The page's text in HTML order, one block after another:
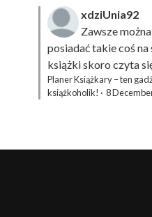
xdziUnia92
Zawsze
posiadać takie coś
książki skoro czyta
Planer Książkary – ten
książkoholik! · 8